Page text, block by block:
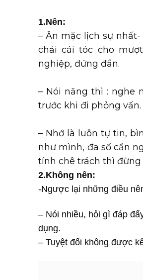
1.Nên:
– Ăn mặc lịch sự
chải cái tóc cho
nghiệp, đứng đắn.
– Nói năng thì : nghe
trước khi đi phỏng
– Nhớ là luôn tự tin,
như mình, đa số cần
tính chê trách thì đừng
2.Không nên:
-Ngược lại những điều
– Nói nhiều, hỏi gì đáp
dụng.
– Tuyệt đối không được